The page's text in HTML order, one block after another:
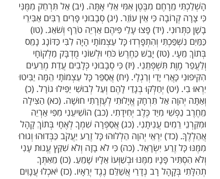
עַל אַיֶּלֶת הַשַּׁחַר מִזְמוֹר לְדָוִד. (ב) אֵלִי אֵלִי לָמָה
מִישׁוּעָתִי דִּבְרֵי שַׁאֲגָתִי. (ג) אֱ‍לֹהַי אֶקְרָא יוֹמָם
וְלַיְלָה וְלֹא דוּמִיָּה לִי. (ד) וְאַתָּה קָדוֹשׁ יוֹשֵׁב
(ה) בְּךָ בָּטְחוּ אֲבֹתֵינוּ בָּטְחוּ וַתְּפַלְּטֵמוֹ. (ו)
וְנִמְלָטוּ בְּךָ בָטְחוּ וְלֹא בוֹשׁוּ. (ז) וְאָנֹכִי תוֹלַעַת וְלֹא
וּבְזוּי עָם. (ח) כָּל רֹאַי יַלְעִגוּ לִי יַפְטִירוּ
רֹאשׁ. (ט) גֹּל אֶל יְהוָה יְפַלְּטֵהוּ יַצִּילֵהוּ כִּי חָפֵץ
אַתָּה גֹחִי מִבָּטֶן מַבְטִיחִי עַל שְׁדֵי אִמִּי. (יא) עָלֶיךָ
מִבֶּטֶן אִמִּי אֵלִי אָתָּה. (יב) אַל תִּרְחַק מִמֶּנִּי
כִּי אֵין עוֹזֵר. (יג) סְבָבוּנִי פָּרִים רַבִּים אַבִּירֵי
(יד) פָּצוּ עָלַי פִּיהֶם אַרְיֵה טֹרֵף וְשֹׁאֵג. (טו)
וְהִתְפָּרְדוּ כָּל עַצְמוֹתָי הָיָה לִבִּי כַּדּוֹנָג נָמֵס